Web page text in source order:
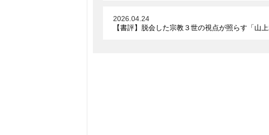
2026.04.24
【書評】脱会した宗教３世の視点が照らす「山